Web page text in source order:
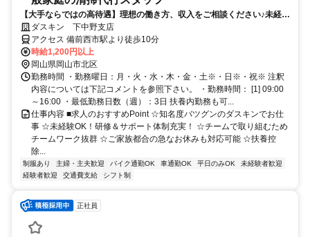
【大手ならではの高待遇】理想の働き方、収入をご相談ください♪未経験
歓迎！現在、女性スタッフが多数活躍している職場です！ ペアでの訪問
＆研修もあり先輩と一緒に伺いますので未経験者でも大丈夫です。私達
と一緒に楽しく働きませんか。
ダスキン 下中野支店
アクセス 備前西市駅より徒歩10分
時給1,200円以上
岡山県岡山市北区
勤務時間 ・勤務曜日：月・火・水・木・金・土※・日※・祝※ 注釈
内容については下記コメントを参照下さい。 ・勤務時間： [1] 09:00
～16:00 ・最低勤務日数（週）：3日 扶養内勤務も可...
仕事内容 ■求人のおすすめPoint ☆知名度バツグンのダスキンでお仕
事 ☆未経験OK！研修＆サポート体制充実！ ☆チームで取り組むため
チームワーク抜群 ☆ご家族都合の急なお休みも対応可能 ☆扶養控
除...
制服あり 主婦・主夫歓迎 バイク通勤OK 車通勤OK 平日のみOK
未経験者歓迎
経験者歓迎
交通費支給 シフト制
正社員